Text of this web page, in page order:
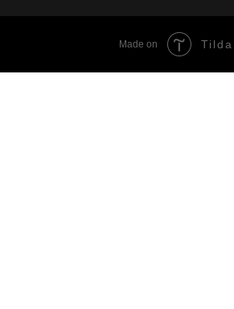
Made on Tilda